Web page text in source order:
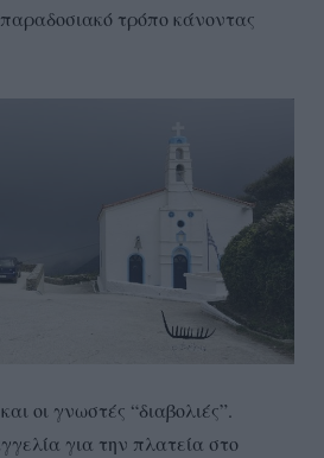
τρόπο κάνοντας
οι γνωστές “διαβολιές”.
για την πλατεία στο